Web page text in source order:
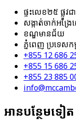
ផ្ទះ​លេខ​២៥​ ផ្លូវ​
សង្កាត់​ចាក់អង្រែ
ខណ្ឌ​មានជ័យ
ភ្នំពេញ ប្រទេស
+855 12 686
+855 15 686
+855 23 885
អាន​បន្ថែម​ទៀត